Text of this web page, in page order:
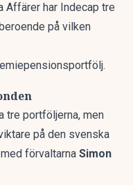
Affärer har Indecap tre
på vilken
tre portföljerna, men
på den svenska
förvaltarna Simon